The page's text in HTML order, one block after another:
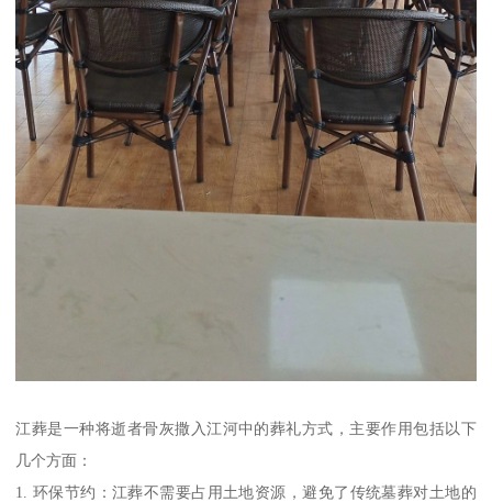
江葬是一种将逝者骨灰撒入江河中的葬礼方式，主要作用包括以下
几个方面：
1. 环保节约：江葬不需要占用土地资源，避免了传统墓葬对土地的